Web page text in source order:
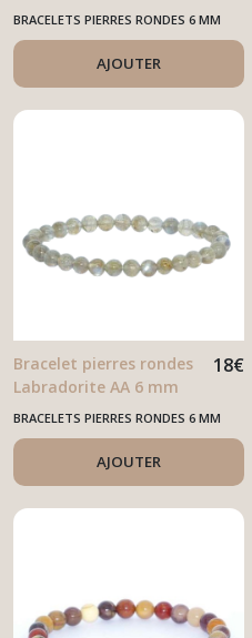
BRACELETS PIERRES RONDES 6 MM
AJOUTER
Bracelet pierres rondes
Labradorite AA 6 mm
18€
BRACELETS PIERRES RONDES 6 MM
AJOUTER